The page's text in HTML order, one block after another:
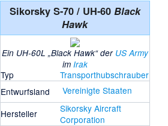
Sikorsky S-70 / UH-60 Black
Hawk
Ein UH-60L „Black Hawk“ der US Army
im Irak
Typ
Transporthubschrauber
Entwurfsland
Vereinigte Staaten
Hersteller
Sikorsky Aircraft
Corporation